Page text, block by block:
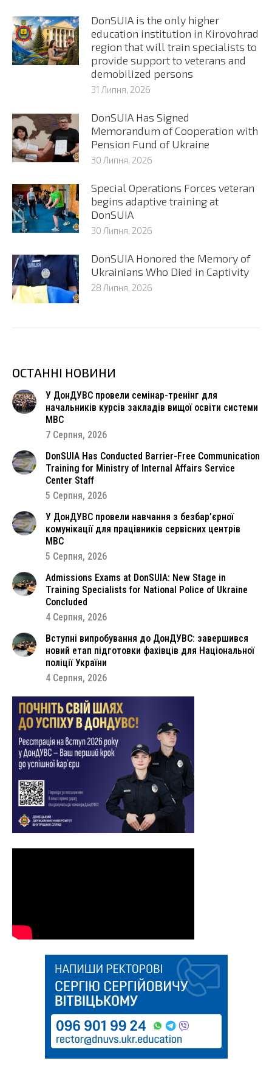
DonSUIA is the only higher
education institution in Kirovohrad
region that will train specialists to
provide support to veterans and
demobilized persons
31 Липня, 2026
DonSUIA Has Signed
Memorandum of Cooperation with
Pension Fund of Ukraine
30 Липня, 2026
Special Operations Forces veteran
begins adaptive training at
DonSUIA
30 Липня, 2026
DonSUIA Honored the Memory of
Ukrainians Who Died in Captivity
28 Липня, 2026
ОСТАННІ НОВИНИ
У ДонДУВС провели семінар-тренінг для
начальників курсів закладів вищої освіти системи
МВС
7 Серпня, 2026
DonSUIA Has Conducted Barrier-Free Communication
Training for Ministry of Internal Affairs Service
Center Staff
5 Серпня, 2026
У ДонДУВС провели навчання з безбар’єрної
комунікації для працівників сервісних центрів
МВС
5 Серпня, 2026
Admissions Exams at DonSUIA: New Stage in
Training Specialists for National Police of Ukraine
Concluded
4 Серпня, 2026
Вступні випробування до ДонДУВС: завершився
новий етап підготовки фахівців для Національної
поліції України
4 Серпня, 2026